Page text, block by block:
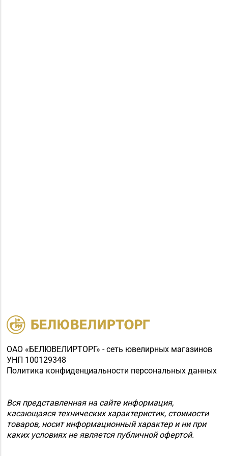
ОАО «БЕЛЮВЕЛИРТОРГ» - сеть ювелирных магазинов
УНП 100129348
Политика конфиденциальности персональных данных
Вся представленная на сайте информация,
касающаяся технических характеристик, стоимости
товаров, носит информационный характер и ни при
каких условиях не является публичной офертой.